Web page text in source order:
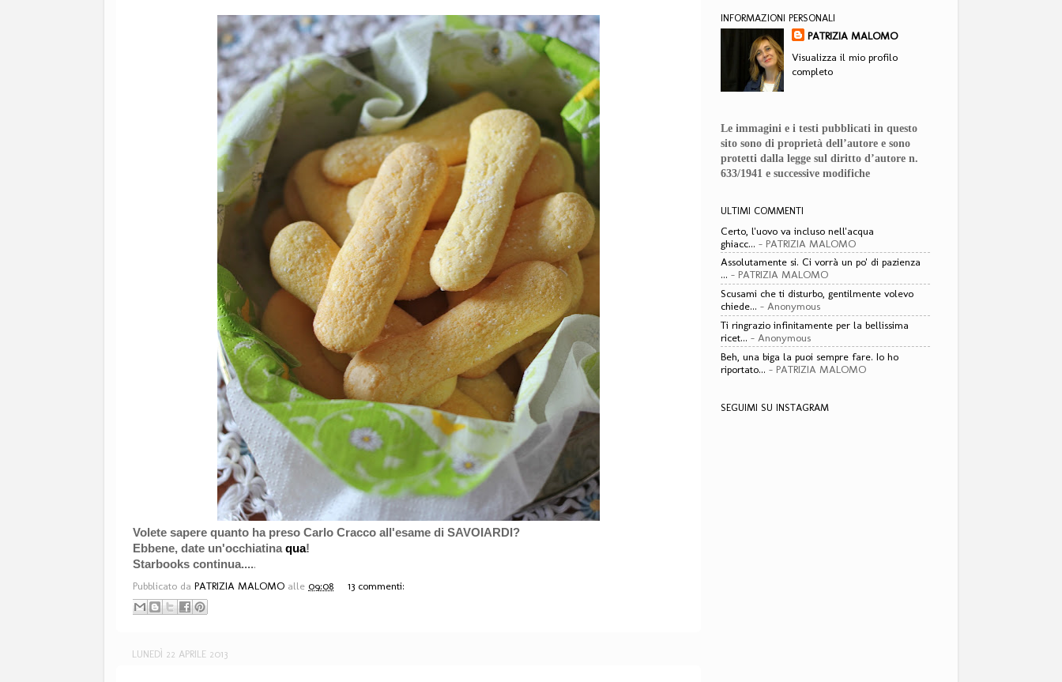
Volete sapere quanto ha preso Carlo Cracco all'esame di SAVOIARDI?
Ebbene, date un'occhiatina qua!
Starbooks continua.....
Pubblicato da PATRIZIA MALOMO alle 09:08 13 commenti:
LUNEDÌ 22 APRILE 2013
INFORMAZIONI PERSONALI
PATRIZIA MALOMO
Visualizza il mio profilo
completo
Le immagini e i testi pubblicati in questo
sito sono di proprietà dell’autore e sono
protetti dalla legge sul diritto d’autore n.
633/1941 e successive modifiche
ULTIMI COMMENTI
Certo, l'uovo va incluso nell'acqua
ghiacc... - PATRIZIA MALOMO
Assolutamente si. Ci vorrà un po' di pazienza
... - PATRIZIA MALOMO
Scusami che ti disturbo, gentilmente volevo
chiede... - Anonymous
Ti ringrazio infinitamente per la bellissima
ricet... - Anonymous
Beh, una biga la puoi sempre fare. Io ho
riportato... - PATRIZIA MALOMO
SEGUIMI SU INSTAGRAM